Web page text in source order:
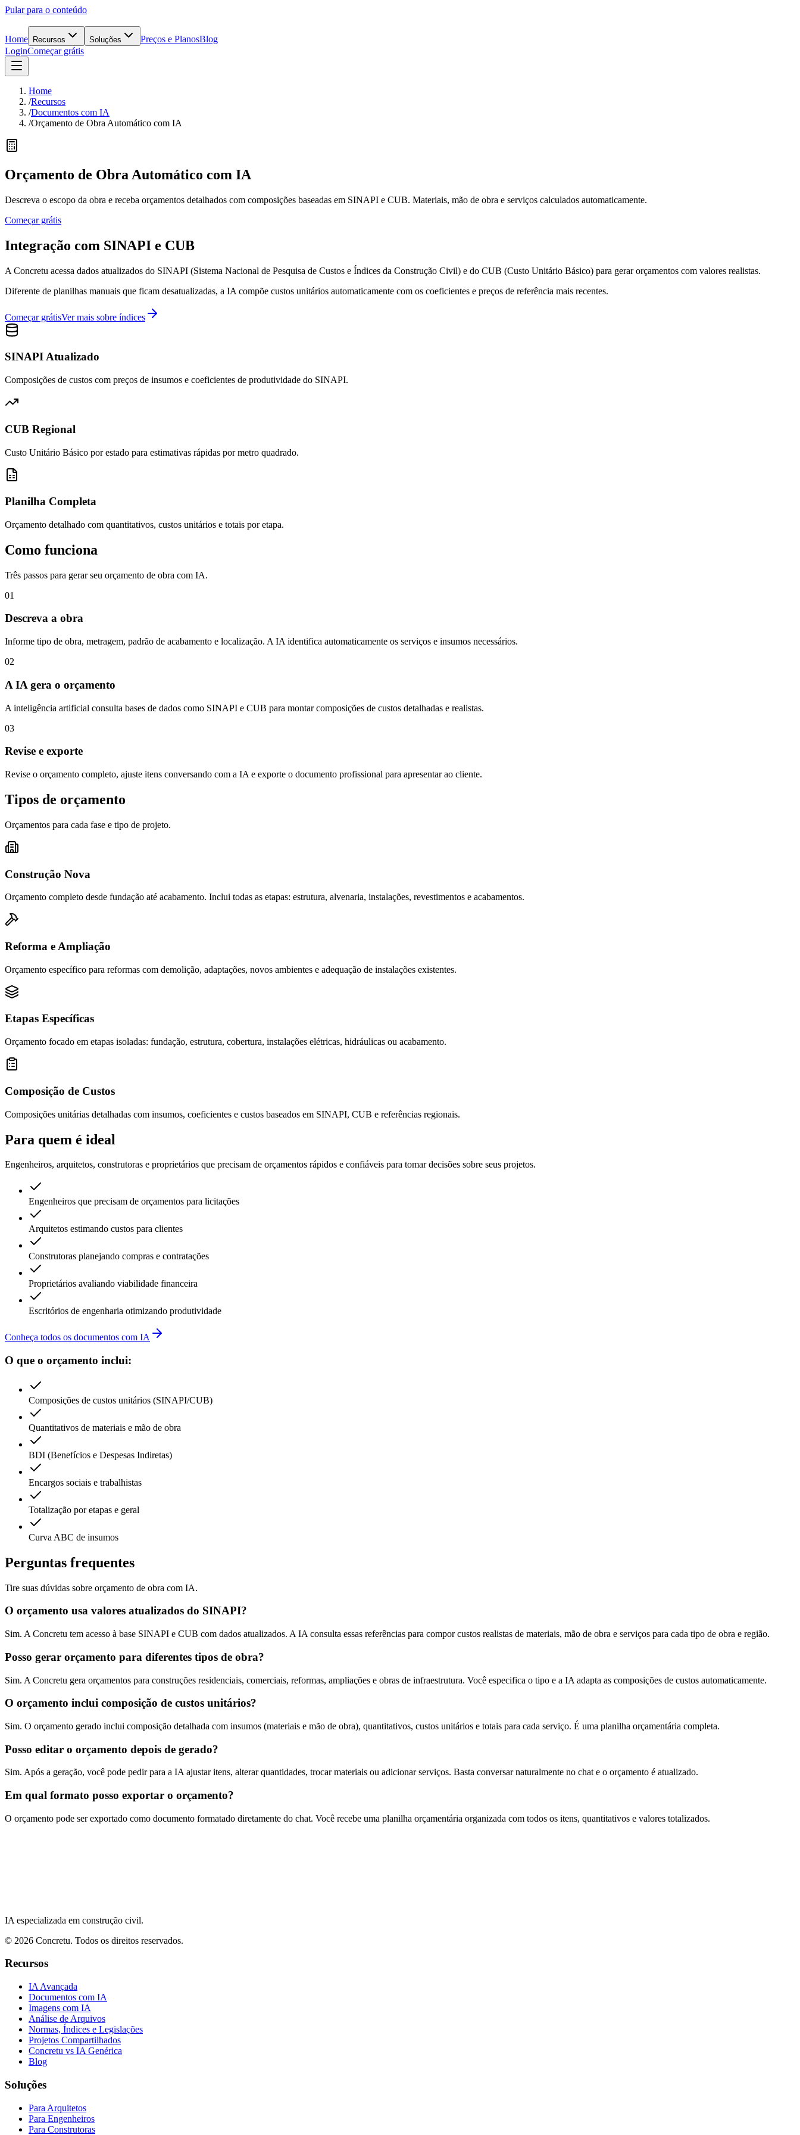
Pular para o conteúdo
Home Recursos Soluções Preços e PlanosBlog
LoginComeçar grátis
Home
/Recursos
/Documentos com IA
/Orçamento de Obra Automático com IA
Orçamento de Obra Automático com IA
Descreva o escopo da obra e receba orçamentos detalhados com composições baseadas em SINAPI e CUB. Materiais, mão de obra e serviços calculados automaticamente.
Começar grátis
Integração com SINAPI e CUB
A Concretu acessa dados atualizados do SINAPI (Sistema Nacional de Pesquisa de Custos e Índices da Construção Civil) e do CUB (Custo Unitário Básico) para gerar orçamentos com valores realistas.
Diferente de planilhas manuais que ficam desatualizadas, a IA compõe custos unitários automaticamente com os coeficientes e preços de referência mais recentes.
Começar grátisVer mais sobre índices
SINAPI Atualizado
Composições de custos com preços de insumos e coeficientes de produtividade do SINAPI.
CUB Regional
Custo Unitário Básico por estado para estimativas rápidas por metro quadrado.
Planilha Completa
Orçamento detalhado com quantitativos, custos unitários e totais por etapa.
Como funciona
Três passos para gerar seu orçamento de obra com IA.
01
Descreva a obra
Informe tipo de obra, metragem, padrão de acabamento e localização. A IA identifica automaticamente os serviços e insumos necessários.
02
A IA gera o orçamento
A inteligência artificial consulta bases de dados como SINAPI e CUB para montar composições de custos detalhadas e realistas.
03
Revise e exporte
Revise o orçamento completo, ajuste itens conversando com a IA e exporte o documento profissional para apresentar ao cliente.
Tipos de orçamento
Orçamentos para cada fase e tipo de projeto.
Construção Nova
Orçamento completo desde fundação até acabamento. Inclui todas as etapas: estrutura, alvenaria, instalações, revestimentos e acabamentos.
Reforma e Ampliação
Orçamento específico para reformas com demolição, adaptações, novos ambientes e adequação de instalações existentes.
Etapas Específicas
Orçamento focado em etapas isoladas: fundação, estrutura, cobertura, instalações elétricas, hidráulicas ou acabamento.
Composição de Custos
Composições unitárias detalhadas com insumos, coeficientes e custos baseados em SINAPI, CUB e referências regionais.
Para quem é ideal
Engenheiros, arquitetos, construtoras e proprietários que precisam de orçamentos rápidos e confiáveis para tomar decisões sobre seus projetos.
Engenheiros que precisam de orçamentos para licitações
Arquitetos estimando custos para clientes
Construtoras planejando compras e contratações
Proprietários avaliando viabilidade financeira
Escritórios de engenharia otimizando produtividade
Conheça todos os documentos com IA
O que o orçamento inclui:
Composições de custos unitários (SINAPI/CUB)
Quantitativos de materiais e mão de obra
BDI (Benefícios e Despesas Indiretas)
Encargos sociais e trabalhistas
Totalização por etapas e geral
Curva ABC de insumos
Perguntas frequentes
Tire suas dúvidas sobre orçamento de obra com IA.
O orçamento usa valores atualizados do SINAPI?
Sim. A Concretu tem acesso à base SINAPI e CUB com dados atualizados. A IA consulta essas referências para compor custos realistas de materiais, mão de obra e serviços para cada tipo de obra e região.
Posso gerar orçamento para diferentes tipos de obra?
Sim. A Concretu gera orçamentos para construções residenciais, comerciais, reformas, ampliações e obras de infraestrutura. Você especifica o tipo e a IA adapta as composições de custos automaticamente.
O orçamento inclui composição de custos unitários?
Sim. O orçamento gerado inclui composição detalhada com insumos (materiais e mão de obra), quantitativos, custos unitários e totais para cada serviço. É uma planilha orçamentária completa.
Posso editar o orçamento depois de gerado?
Sim. Após a geração, você pode pedir para a IA ajustar itens, alterar quantidades, trocar materiais ou adicionar serviços. Basta conversar naturalmente no chat e o orçamento é atualizado.
Em qual formato posso exportar o orçamento?
O orçamento pode ser exportado como documento formatado diretamente do chat. Você recebe uma planilha orçamentária organizada com todos os itens, quantitativos e valores totalizados.
IA especializada em construção civil.
© 2026 Concretu. Todos os direitos reservados.
Recursos
IA Avançada
Documentos com IA
Imagens com IA
Análise de Arquivos
Normas, Índices e Legislações
Projetos Compartilhados
Concretu vs IA Genérica
Blog
Soluções
Para Arquitetos
Para Engenheiros
Para Construtoras